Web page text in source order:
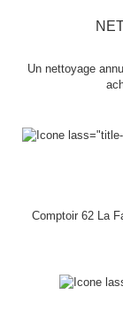
Un nettoyage
Comptoir 62 La